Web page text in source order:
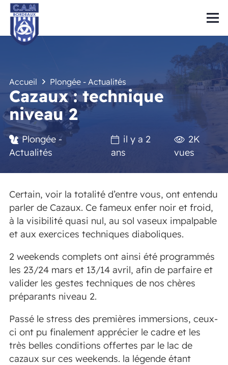
Accueil Plongée - Actualités
Cazaux : technique
niveau 2
Plongée -
Actualités
il y a 2
ans
2K
vues
Certain, voir la totalité d’entre vous, ont entendu
parler de Cazaux. Ce fameux enfer noir et froid,
à la visibilité quasi nul, au sol vaseux impalpable
et aux exercices techniques diaboliques.
2 weekends complets ont ainsi été programmés
les 23/24 mars et 13/14 avril, afin de parfaire et
valider les gestes techniques de nos chères
préparants niveau 2.
Passé le stress des premières immersions, ceux-
ci ont pu finalement apprécier le cadre et les
très belles conditions offertes par le lac de
cazaux sur ces weekends. la légende étant